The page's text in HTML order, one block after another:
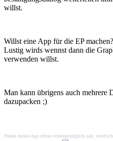
willst.
Willst eine App für die EP
Lustig wirds wennst dann die
verwenden willst.
Man kann übrigens auch mehrere
dazupacken ;)
(Wenn meine App schon vorzeigetauglich wär, würd